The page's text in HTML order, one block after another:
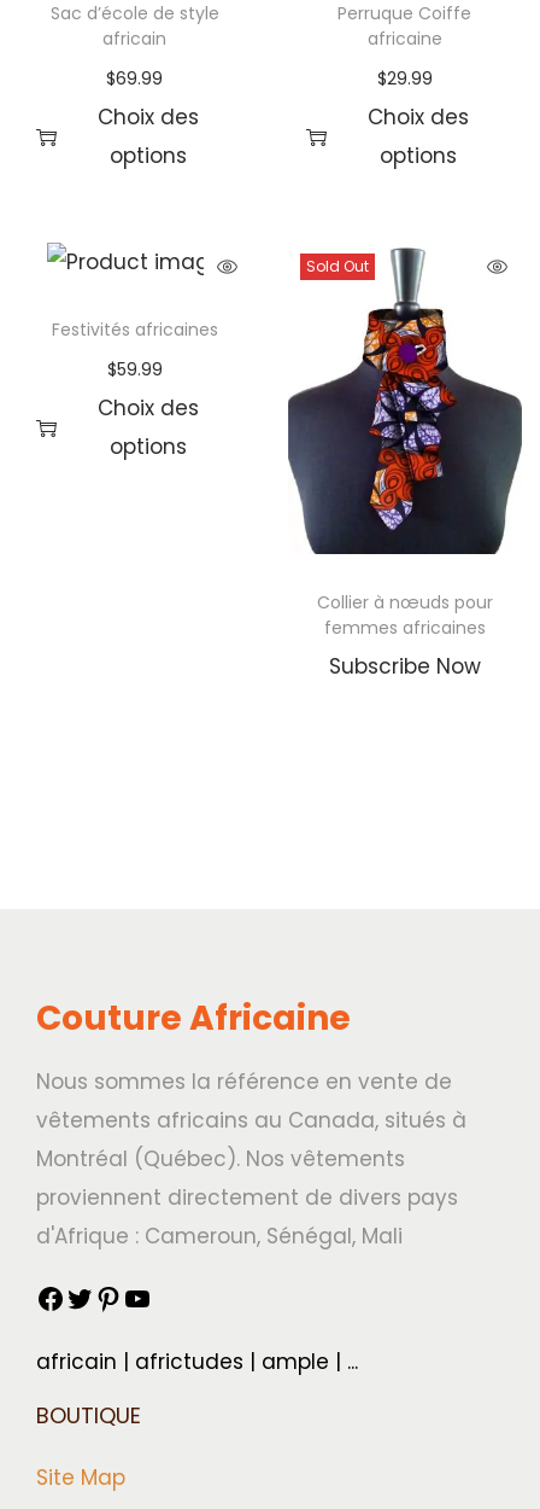
Sac d’école de style
africain
$69.99
Choix des
options
Perruque Coiffe
africaine
$29.99
Choix des
options
Festivités africaines
$59.99
Choix des
options
Sold Out
Collier à nœuds pour
femmes africaines
Subscribe Now
Couture Africaine
Nous sommes la référence en vente de
vêtements africains au Canada, situés à
Montréal (Québec). Nos vêtements
proviennent directement de divers pays
d'Afrique : Cameroun, Sénégal, Mali
africain | africtudes | ample | ...
BOUTIQUE
Site Map